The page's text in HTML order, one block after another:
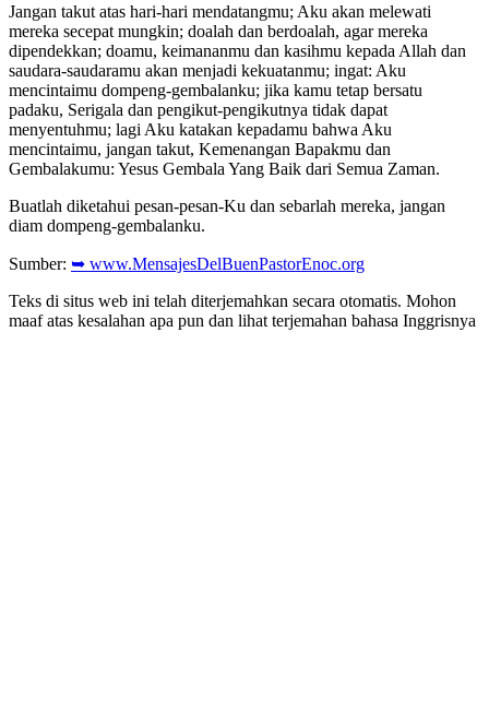
Jangan takut atas hari-hari mendatangmu; Aku akan melewati
mereka secepat mungkin; doalah dan berdoalah, agar mereka
dipendekkan; doamu, keimananmu dan kasihmu kepada Allah dan
saudara-saudaramu akan menjadi kekuatanmu; ingat: Aku
mencintaimu dompeng-gembalanku; jika kamu tetap bersatu
padaku, Serigala dan pengikut-pengikutnya tidak dapat
menyentuhmu; lagi Aku katakan kepadamu bahwa Aku
mencintaimu, jangan takut, Kemenangan Bapakmu dan
Gembalakumu: Yesus Gembala Yang Baik dari Semua Zaman.
Buatlah diketahui pesan-pesan-Ku dan sebarlah mereka, jangan
diam dompeng-gembalanku.
Sumber: ➥ www.MensajesDelBuenPastorEnoc.org
Teks di situs web ini telah diterjemahkan secara otomatis. Mohon
maaf atas kesalahan apa pun dan lihat terjemahan bahasa Inggrisnya